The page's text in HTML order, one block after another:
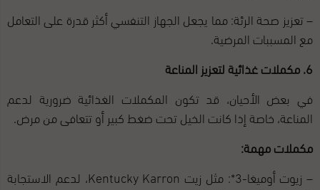
– تعزيز صحة الرئة: مما يجعل الجهاز التنفسي أكثر قدرة على التعامل
مع المسببات المرضية.
6. مكملات غذائية لتعزيز المناعة
في بعض الأحيان، قد تكون المكملات الغذائية ضرورية لدعم
المناعة، خاصة إذا كانت الخيل تحت ضغط كبير أو تتعافى من مرض.
مكملات مهمة:
– زيوت أوميغا-3*: مثل زيت Kentucky Karron، لدعم الاستجابة